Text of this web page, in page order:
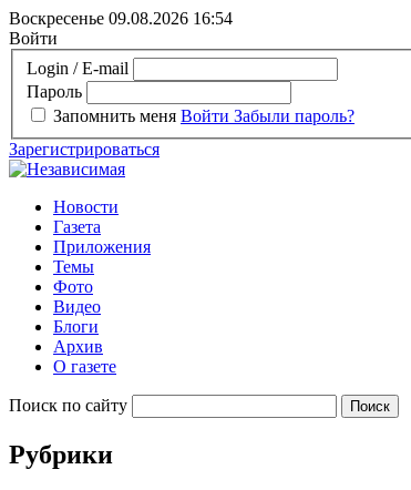
Воскресенье 09.08.2026 16:54
Войти
Login / E-mail
Пароль
Запомнить меня Войти Забыли пароль?
Зарегистрироваться
Новости
Газета
Приложения
Темы
Фото
Видео
Блоги
Архив
О газете
Поиск по сайту
Рубрики